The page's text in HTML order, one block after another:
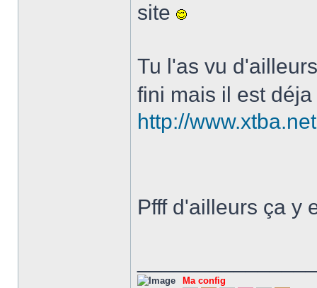
site
Tu l'as vu
fini mais il est
http://www.xtba.net
Pfff d'ailleurs ça y
Ma config